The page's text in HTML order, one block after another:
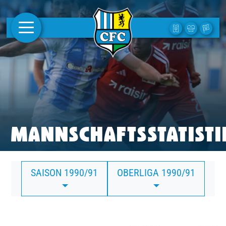
AKTUELLES
1. MANNSCHAFT
FRAUEN
CAMPUS
CLUB
CLUBMITGLIEDSCHAFT
BUSINESS
SAISON 1990/91 OBERLIGA 1990/91